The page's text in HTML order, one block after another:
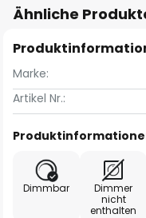
Ähnliche
Marke:
Artikel Nr.:
Dimmbar
Dimmer
nicht
enthalten